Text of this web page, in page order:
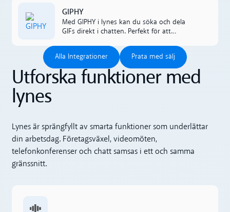
GIPHY
Med GIPHY i lynes kan du söka och dela
GIFs direkt i chatten. Perfekt för att
och göra konversationerna mer levande.‍
Alla Integrationer
Alla Integrationer
Prata med sälj
Prata med sälj
Utforska funktioner med
lynes
Lynes är sprängfyllt av smarta funktioner som underlättar
din arbetsdag. Företagsväxel, videomöten,
telefonkonferenser och chatt samsas i ett och samma
gränssnitt.
Conversation Intelligence